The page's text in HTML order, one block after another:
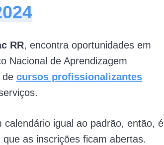
RR, encontra oportunidades em
Nacional de Aprendizagem
de cursos profissionalizantes
igual ao padrão, então, é
as inscrições ficam abertas.